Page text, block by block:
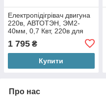
Електропідігрівач двигуна
220в, АВТОТЭН, ЭМ2-
40мм, 0,7 Квт, 220в для
дв.405,406,409
1 795 ₴
Купити
Про нас